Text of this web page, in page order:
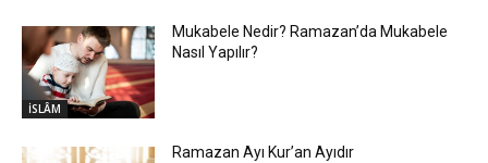
İSLÂM
Mukabele Nedir? Ramazan’da Mukabele
Nasıl Yapılır?
Ramazan Ayı Kur’an Ayıdır